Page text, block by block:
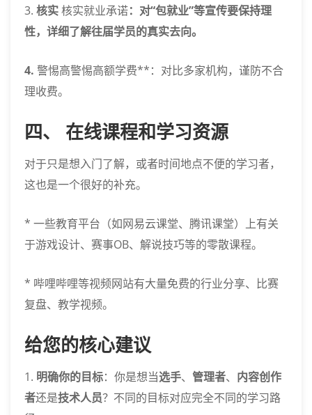
3. 核实核实就业承诺：对“包就业”等宣传要保持理
性，详细了解往届学员的真实去向。
4. 警惕高警惕高额学费**：对比多家机构，谨防不合
理收费。
四、 在线课程和学习资源
对于只是想入门了解，或者时间地点不便的学习者，
这也是一个很好的补充。
* 一些教育平台（如网易云课堂、腾讯课堂）上有关
于游戏设计、赛事OB、解说技巧等的零散课程。
* 哔哩哔哩等视频网站有大量免费的行业分享、比赛
复盘、教学视频。
给您的核心建议
1. 明确你的目标：你是想当选手、 管理者、 内容创作
者还是技术人员？不同的目标对应完全不同的学习路